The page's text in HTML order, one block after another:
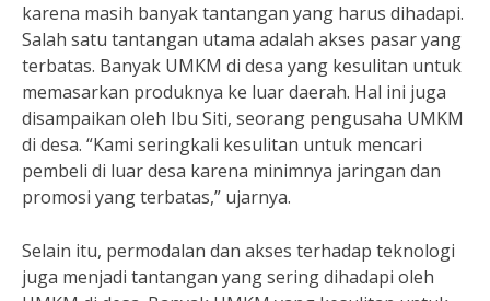
karena masih banyak tantangan yang harus dihadapi.
Salah satu tantangan utama adalah akses pasar yang
terbatas. Banyak UMKM di desa yang kesulitan untuk
memasarkan produknya ke luar daerah. Hal ini juga
disampaikan oleh Ibu Siti, seorang pengusaha UMKM
di desa. “Kami seringkali kesulitan untuk mencari
pembeli di luar desa karena minimnya jaringan dan
promosi yang terbatas,” ujarnya.
Selain itu, permodalan dan akses terhadap teknologi
juga menjadi tantangan yang sering dihadapi oleh